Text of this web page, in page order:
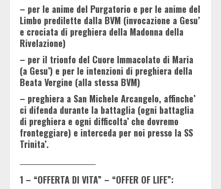
– per le anime del Purgatorio e per le anime del
Limbo predilette dalla BVM (invocazione a Gesu’
e crociata di preghiera della Madonna della
Rivelazione)
– per il trionfo del Cuore Immacolato di Maria
(a Gesu’) e per le intenzioni di preghiera della
Beata Vergine (alla stessa BVM)
– preghiera a San Michele Arcangelo, affinche’
ci difenda durante la battaglia (ogni battaglia
di preghiera e ogni difficolta’ che dovremo
fronteggiare) e interceda per noi presso la SS
Trinita’.
1 – “OFFERTA DI VITA” – “OFFER OF LIFE”: